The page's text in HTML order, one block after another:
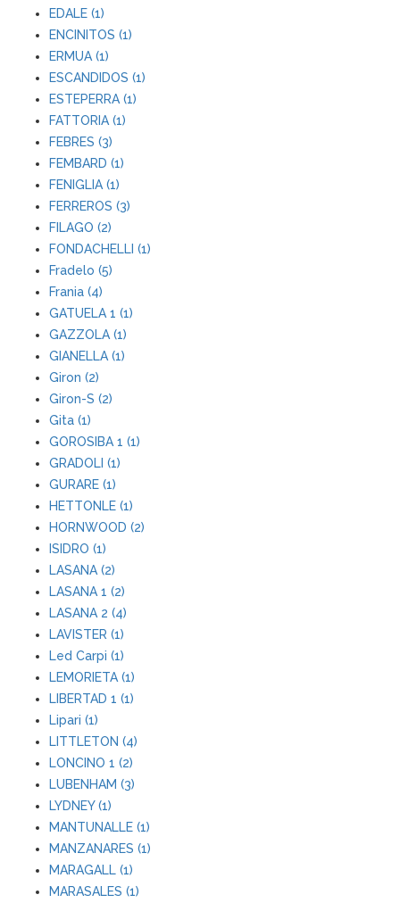
EDALE (1)
ENCINITOS (1)
ERMUA (1)
ESCANDIDOS (1)
ESTEPERRA (1)
FATTORIA (1)
FEBRES (3)
FEMBARD (1)
FENIGLIA (1)
FERREROS (3)
FILAGO (2)
FONDACHELLI (1)
Fradelo (5)
Frania (4)
GATUELA 1 (1)
GAZZOLA (1)
GIANELLA (1)
Giron (2)
Giron-S (2)
Gita (1)
GOROSIBA 1 (1)
GRADOLI (1)
GURARE (1)
HETTONLE (1)
HORNWOOD (2)
ISIDRO (1)
LASANA (2)
LASANA 1 (2)
LASANA 2 (4)
LAVISTER (1)
Led Carpi (1)
LEMORIETA (1)
LIBERTAD 1 (1)
Lipari (1)
LITTLETON (4)
LONCINO 1 (2)
LUBENHAM (3)
LYDNEY (1)
MANTUNALLE (1)
MANZANARES (1)
MARAGALL (1)
MARASALES (1)